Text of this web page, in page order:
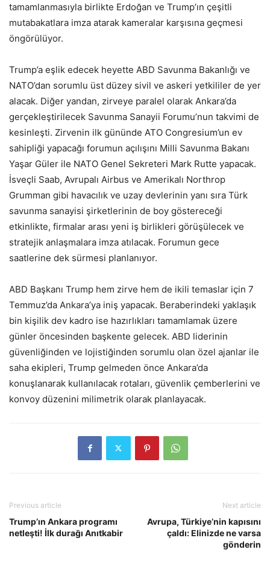
tamamlanmasıyla birlikte Erdoğan ve Trump’ın çeşitli
mutabakatlara imza atarak kameralar karşısına geçmesi
öngörülüyor.
Trump’a eşlik edecek heyette ABD Savunma Bakanlığı ve
NATO’dan sorumlu üst düzey sivil ve askeri yetkililer de yer
alacak. Diğer yandan, zirveye paralel olarak Ankara’da
gerçekleştirilecek Savunma Sanayii Forumu’nun takvimi de
kesinleşti. Zirvenin ilk gününde ATO Congresium’un ev
sahipliği yapacağı forumun açılışını Milli Savunma Bakanı
Yaşar Güler ile NATO Genel Sekreteri Mark Rutte yapacak.
İsveçli Saab, Avrupalı Airbus ve Amerikalı Northrop
Grumman gibi havacılık ve uzay devlerinin yanı sıra Türk
savunma sanayisi şirketlerinin de boy göstereceği
etkinlikte, firmalar arası yeni iş birlikleri görüşülecek ve
stratejik anlaşmalara imza atılacak. Forumun gece
saatlerine dek sürmesi planlanıyor.
ABD Başkanı Trump hem zirve hem de ikili temaslar için 7
Temmuz’da Ankara’ya iniş yapacak. Beraberindeki yaklaşık
bin kişilik dev kadro ise hazırlıkları tamamlamak üzere
günler öncesinden başkente gelecek. ABD liderinin
güvenliğinden ve lojistiğinden sorumlu olan özel ajanlar ile
saha ekipleri, Trump gelmeden önce Ankara’da
konuşlanarak kullanılacak rotaları, güvenlik çemberlerini ve
konvoy düzenini milimetrik olarak planlayacak.
Previous article
Trump’ın Ankara programı
netleşti! İlk durağı Anıtkabir
Next article
Avrupa, Türkiye’nin kapısını
çaldı: Elinizde ne varsa
gönderin